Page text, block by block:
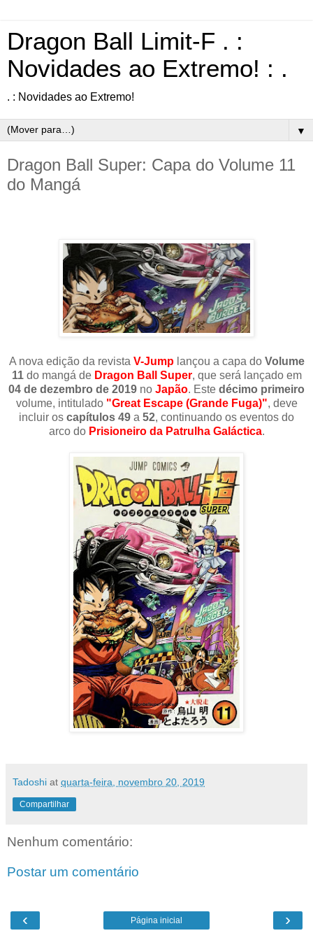
Dragon Ball Limit-F . :
Novidades ao Extremo! : .
. : Novidades ao Extremo!
▼
Dragon Ball Super: Capa do Volume 11
do Mangá
A nova edição da revista V-Jumplançou a capa do Volume
11do mangá de Dragon Ball Super, que será lançado em
04 de dezembro de 2019 no Japão. Este décimo primeiro
volume, intitulado "Great Escape (Grande Fuga)", deve
incluir os capítulos 49 a 52, continuando os eventos do
arco do Prisioneiro da Patrulha Galáctica.
Tadoshi at quarta-feira, novembro 20, 2019
Compartilhar
Nenhum comentário:
Postar um comentário
‹ ›
Página inicial